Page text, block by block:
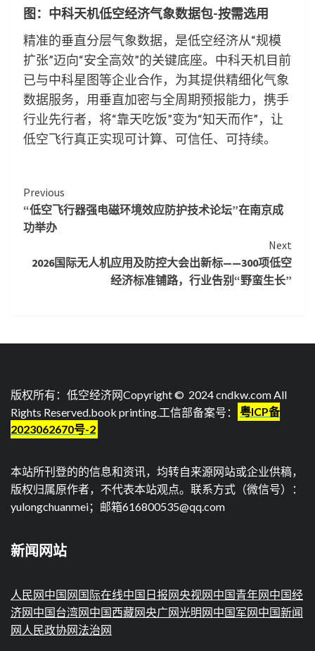
图：中科天机低空经济气象数据包-按需选用
精准的垂直分层气象数据，是低空经济从“规模
扩张”迈向“安全高效”的关键底座。中科天机目前
已与中科星图等企业合作，为其提供精细化气象
数据服务，用垂直加密与全周期预报能力，携手
行业先行者，将“靠天吃饭”变为“知天而作”，让
低空飞行真正实现可计算、可信任、可持续。
Continue
Reading
Previous
“低空飞行器强电磁环境效应防护技术论坛”在南京成
功举办
Next
2026国际无人机应用及防控大会出新标——300项低空
经济标准铺路，行业告别“野蛮生长”
版权所有：低空经济网Copyright © 2024 cndkw.com All
Rights Reserved. book printing .工信部备案号：
粤ICP备
2023062670号-2
本站所刊登的的信息和资讯，均转自来源网站或企业供稿，
版权归属原作者，不代表本站观点。联系方式（微信号）：
yulongchuanmei；邮箱616800535@qq.com
新闻网站
人民网中国网国际在线中国日报网央视网中国青年网中国经
济网中国台湾网中国西藏网央广网光明网中国军网中国新闻
网 人民政协网法治网